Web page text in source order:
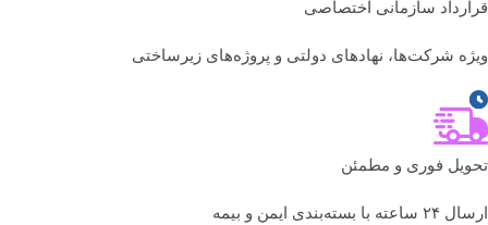
قرارداد سازمانی اختصاصی
ویژه شرکت‌ها، نهادهای دولتی و پروژه‌های زیرساختی
تحویل فوری و مطمئن
ارسال ۲۴ ساعته با بسته‌بندی ایمن و بیمه